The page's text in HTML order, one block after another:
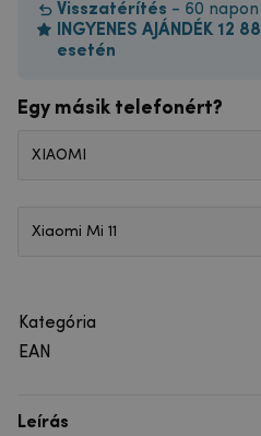
Visszatérítés - 60 napon
INGYENES AJÁNDÉK
esetén
Egy másik telefonért?
XIAOMI
Xiaomi Mi 11
Kategória
EAN
Leírás